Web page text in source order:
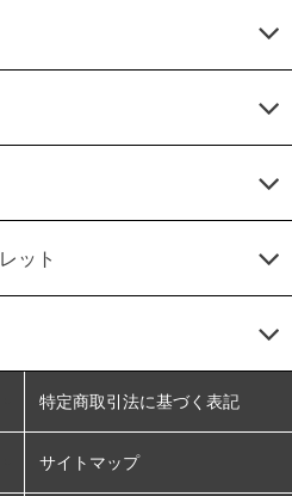
ット
特定商取引法に基づく表記
サイトマップ